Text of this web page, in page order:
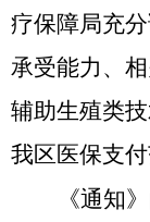
疗保障局充
承受能力、
辅助生殖类
我区医保支付
《通知